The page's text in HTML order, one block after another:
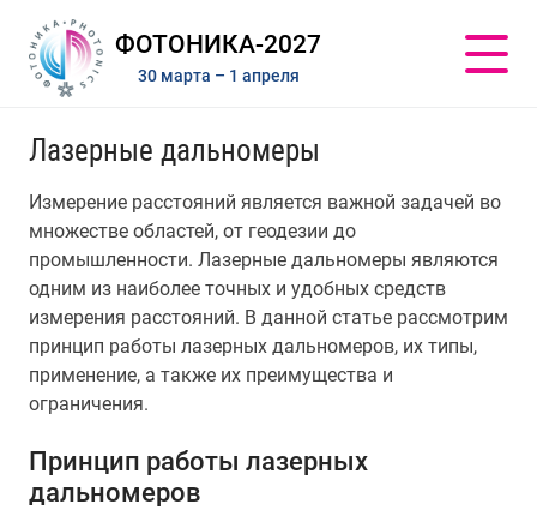
ФОТОНИКА-2027
30 марта – 1 апреля
Лазерные дальномеры
Измерение расстояний является важной задачей во
множестве областей, от геодезии до
промышленности. Лазерные дальномеры являются
одним из наиболее точных и удобных средств
измерения расстояний. В данной статье рассмотрим
принцип работы лазерных дальномеров, их типы,
применение, а также их преимущества и
ограничения.
Принцип работы лазерных
дальномеров